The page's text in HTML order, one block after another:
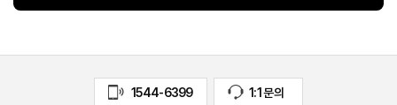
1544-6399 1:1 문의